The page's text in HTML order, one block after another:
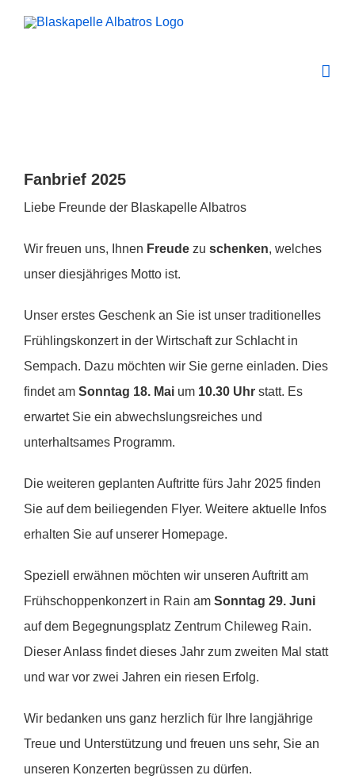
grösseres
Bild
Fanbrief 2025
Liebe Freunde der Blaskapelle Albatros
Wir freuen uns, Ihnen Freudezu schenken, welches
unser diesjähriges Motto ist.
Unser erstes Geschenk an Sie ist unser traditionelles
Frühlingskonzert in der Wirtschaft zur Schlacht in
Sempach. Dazu möchten wir Sie gerne einladen. Dies
findet am Sonntag 18. Maium 10.30 Uhrstatt. Es
erwartet Sie ein abwechslungsreiches und
unterhaltsames Programm.
Die weiteren geplanten Auftritte fürs Jahr 2025 finden
Sie auf dem beiliegenden Flyer. Weitere aktuelle Infos
erhalten Sie auf unserer Homepage.
Speziell erwähnen möchten wir unseren Auftritt am
Frühschoppenkonzert in Rain am Sonntag 29. Juni
auf dem Begegnungsplatz Zentrum Chileweg Rain.
Dieser Anlass findet dieses Jahr zum zweiten Mal statt
und war vor zwei Jahren ein riesen Erfolg.
Wir bedanken uns ganz herzlich für Ihre langjährige
Treue und Unterstützung und freuen uns sehr, Sie an
unseren Konzerten begrüssen zu dürfen.